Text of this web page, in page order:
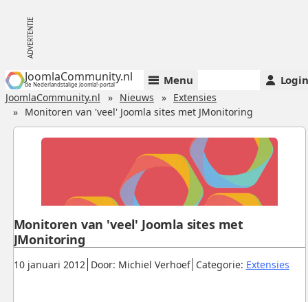
JoomlaCommunity.nl
de Nederlandstalige Joomla!-portal Menu Login
JoomlaCommunity.nl Nieuws
Extensies
Monitoren van 'veel' Joomla sites met JMonitoring
Gepubliceerd:
10 januari 2012. Door: Michiel Verhoef. Categorie: Extensies.
Monitoren van 'veel' Joomla sites met
JMonitoring